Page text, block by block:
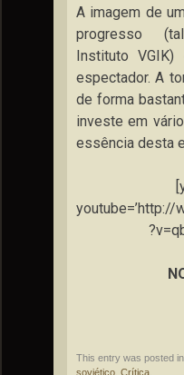
A imagem de
progresso
Instituto
espectador. A
de forma
investe em
essência desta
youtube=’http://
This entry was posted in
soviético Crítica